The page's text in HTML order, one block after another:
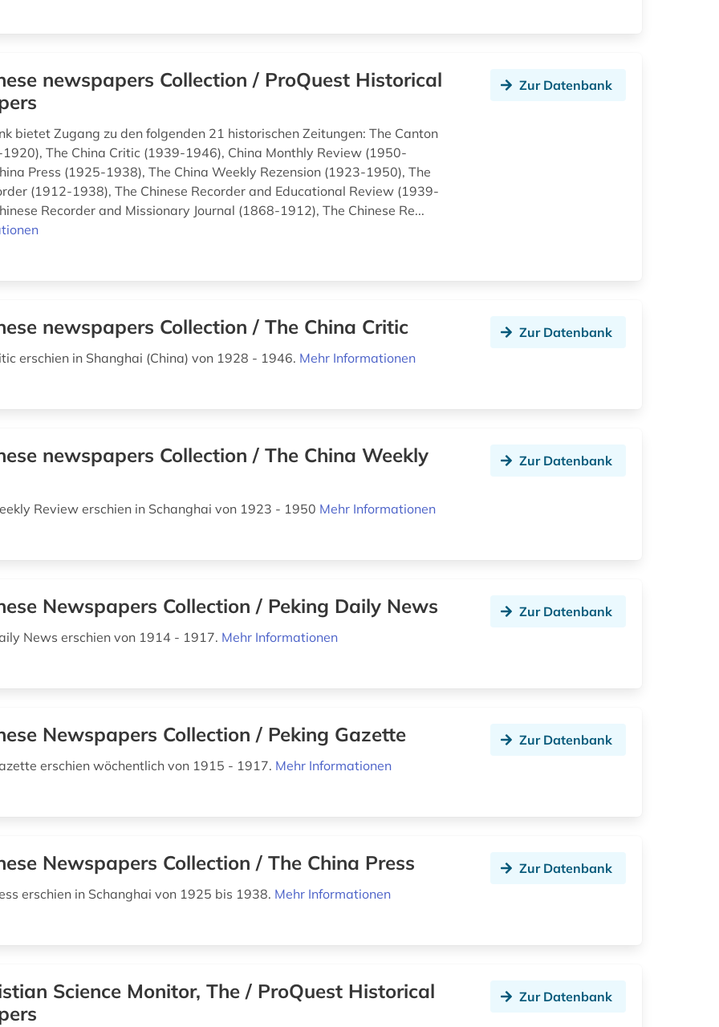
newspapers Collection / ProQuest Historical
bietet Zugang zu den folgenden 21 historischen Zeitungen: The Canton
The China Critic (1939-1946), China Monthly Review (1950-
Press (1925-1938), The China Weekly Rezension (1923-1950), The
(1912-1938), The Chinese Recorder and Educational Review (1939-
Recorder and Missionary Journal (1868-1912), The Chinese Re...
Zur Datenbank
newspapers Collection / The China Critic
erschien in Shanghai (China) von 1928 - 1946. Mehr Informationen
Zur Datenbank
newspapers Collection / The China Weekly
Review erschien in Schanghai von 1923 - 1950 Mehr Informationen
Zur Datenbank
Newspapers Collection / Peking Daily News
News erschien von 1914 - 1917. Mehr Informationen
Zur Datenbank
Newspapers Collection / Peking Gazette
erschien wöchentlich von 1915 - 1917. Mehr Informationen
Zur Datenbank
Newspapers Collection / The China Press
erschien in Schanghai von 1925 bis 1938. Mehr Informationen
Zur Datenbank
Science Monitor, The / ProQuest Historical
Zur Datenbank